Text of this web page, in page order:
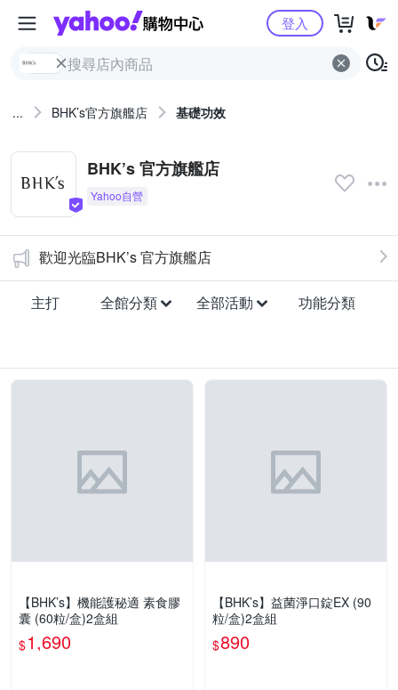
Yahoo購物中心
登入
... BHK’s官方旗艦店 基礎功效
BHK’s 官方旗艦店
歡迎光臨BHK’s 官方旗艦店
主打 全館分類 全部活動 功能分類
【BHK’s】機能護秘適 素食膠
囊 (60粒/盒)2盒組
$1,690
【BHK’s】益菌淨口錠EX (90
粒/盒)2盒組
$890